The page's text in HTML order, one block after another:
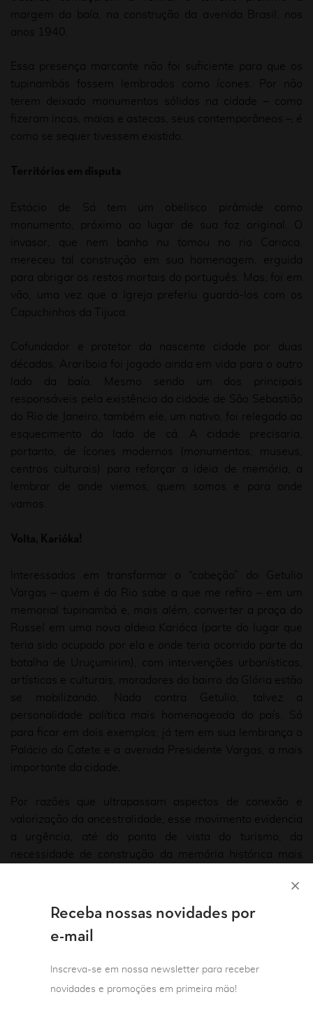
margem da baía, na construção da avenida Brasil, nos
anos 1940.
Essa presença marcante não foi suficiente para que os
tupinambás fossem lembrados como ícones. Por não
terem deixado monumentos sólidos na cidade – como
fizeram incas, maias e astecas, seus contemporâneos –, é
como se sequer tivessem existido.
Estácio de Sá tem um obelisco pirâmide como
monumento, próximo ao lugar de sua foz original. O
invasor, que nem banho nu tomou no rio Carioca,
mereceu tal construção em sua homenagem, erguida
para abrigar os restos mortais do português. Mas, foi em
vão, uma vez que a Igreja preferiu guardá-los com os
Capuchinhos da Tijuca.
Cofundador e protetor da nascente cidade por duas
décadas, Arariboia foi jogado ainda em vida para o outro
lado da baía. Mesmo sendo um dos principais
responsáveis pela existência da cidade de São Sebastião
do Rio de Janeiro, também ele, um nativo, foi relegado ao
esquecimento do lado de cá. A cidade precisaria,
portanto, de ícones modernos (monumentos, museus,
centros culturais) para reforçar a ideia de memória, a
lembrar de onde viemos, quem somos e para onde
vamos.
Interessados em transformar o “cabeção” do Getulio
Vargas – quem é do Rio sabe a que me refiro – em um
memorial tupinambá e, mais além, converter a praça do
Russel em uma nova aldeia Karióca (parte do lugar que
teria sido ocupado por ela e onde teria ocorrido parte da
batalha de Uruçumirim), com intervenções urbanísticas,
artísticas e culturais, moradores do bairro da Glória estão
se mobilizando. Nada contra Getulio, talvez a
personalidade política mais homenageada do país. Só
para ficar em dois exemplos: já tem em sua lembrança o
Palácio do Catete e a avenida Presidente Vargas, a mais
importante da cidade.
Por razões que ultrapassam aspectos de conexão e
valorização da ancestralidade, esse movimento evidencia
a urgência, até do ponto de vista do turismo, da
necessidade de construção da memória histórica mais
cultura, da presença de palavras de origem indígena no
cotidiano atual, de alimentos como a farofa e a mandioca,
de hábitos como tecer e deitar-se na rede, usar pouca
roupa, tomar banho todo dia. Essa reconexão com a
identidade. E isso é potencial de negócio para a cidade, é
geração de oportunidade, renda, empregos.
Receba nossas novidades por
e-mail
Inscreva-se em nossa newsletter para receber
novidades e promoções em primeira mão!